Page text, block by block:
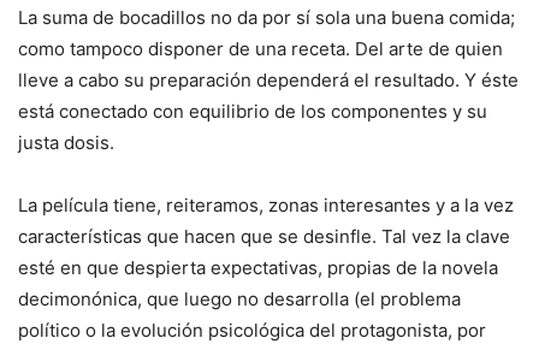
La suma de bocadillos no da por sí sola una buena comida;
como tampoco disponer de una receta. Del arte de quien
lleve a cabo su preparación dependerá el resultado. Y éste
está conectado con equilibrio de los componentes y su
justa dosis.
La película tiene, reiteramos, zonas interesantes y a la vez
características que hacen que se desinfle. Tal vez la clave
esté en que despierta expectativas, propias de la novela
decimonónica, que luego no desarrolla (el problema
político o la evolución psicológica del protagonista, por